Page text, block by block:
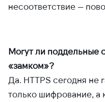
несоответствие —
Могут ли поддельные
«замком»?
Да. HTTPS сегодня не
только шифрование, а